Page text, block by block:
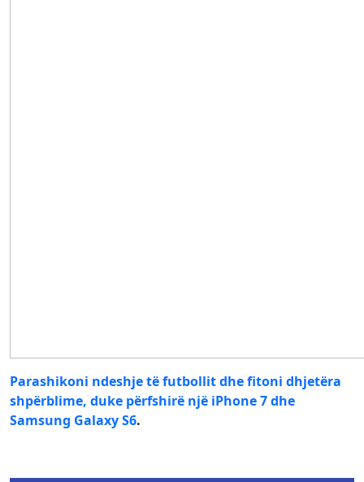
Parashikoni ndeshje të futbollit dhe fitoni dhjetëra
shpërblime, duke përfshirë një iPhone 7 dhe
Samsung Galaxy S6.